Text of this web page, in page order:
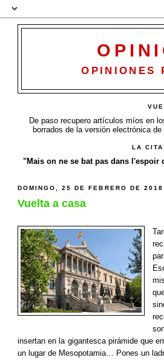
OPINIONES
De paso recupero artículos míos en
borrados de la versión electrónica
LA
"Mais on ne se bat pas dans
DOMINGO, 25 DE FEBRERO DE 2018
Vuelta a casa
insertan en la gigantesca pirámide que
un lugar de Mesopotamia… Pones un